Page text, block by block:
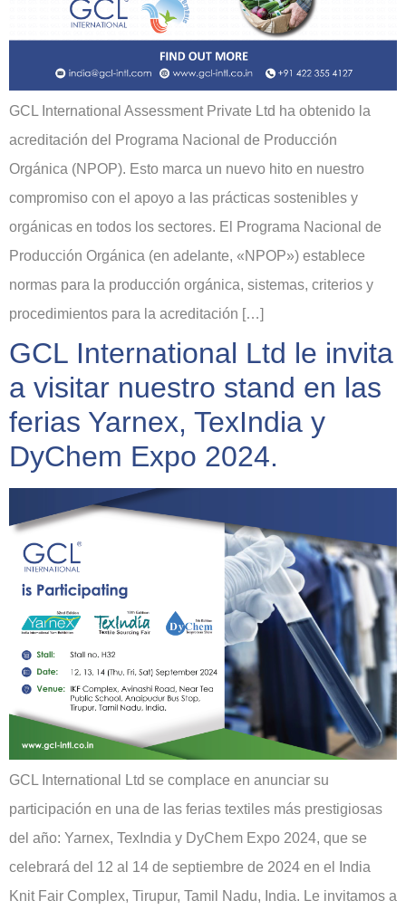
GCL International Assessment Private Ltd ha obtenido la
acreditación del Programa Nacional de Producción
Orgánica (NPOP). Esto marca un nuevo hito en nuestro
compromiso con el apoyo a las prácticas sostenibles y
orgánicas en todos los sectores. El Programa Nacional de
Producción Orgánica (en adelante, «NPOP») establece
normas para la producción orgánica, sistemas, criterios y
procedimientos para la acreditación […]
GCL International Ltd le invita
a visitar nuestro stand en las
ferias Yarnex, TexIndia y
DyChem Expo 2024.
GCL International Ltd se complace en anunciar su
participación en una de las ferias textiles más prestigiosas
del año: Yarnex, TexIndia y DyChem Expo 2024, que se
celebrará del 12 al 14 de septiembre de 2024 en el India
Knit Fair Complex, Tirupur, Tamil Nadu, India. Le invitamos a